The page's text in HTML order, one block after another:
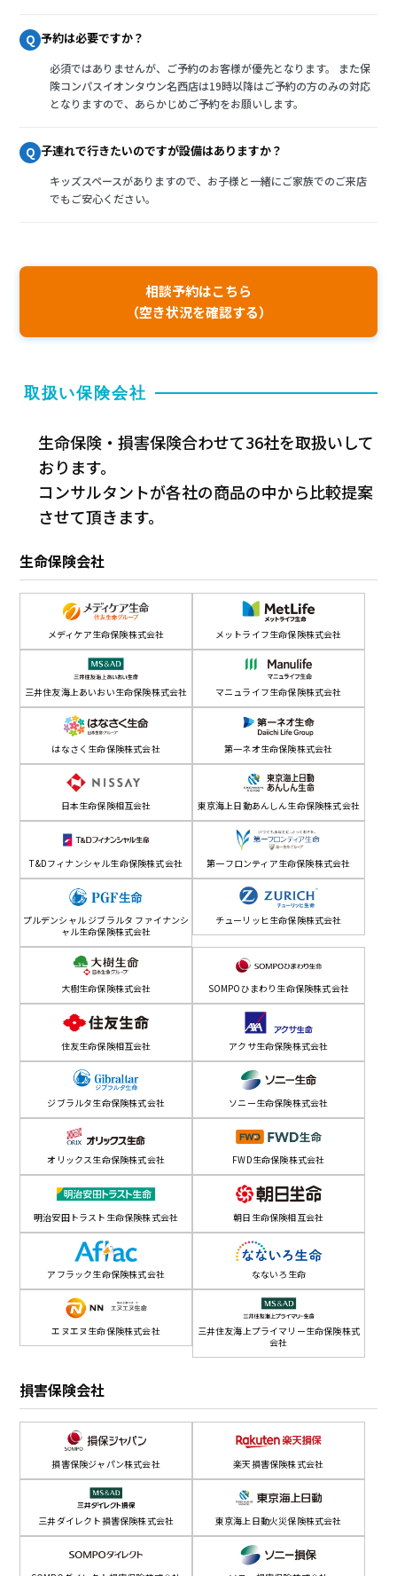
Q 予約は必要ですか？
必須ではありませんが、ご予約のお客様が優先となります。 また保
険コンパスイオンタウン名西店は19時以降はご予約の方のみの対応
となりますので、あらかじめご予約をお願いします。
Q 子連れで行きたいのですが設備はありますか？
キッズスペースがありますので、お子様と一緒にご家族でのご来店
でもご安心ください。
相談予約はこちら
（空き状況を確認する）
取扱い保険会社
生命保険・損害保険合わせて36社を取扱いして
おります。
コンサルタントが各社の商品の中から比較提案
させて頂きます。
生命保険会社
メディケア生命保険株式会社 メットライフ生命保険株式会社
三井住友海上あいおい生命保険株式会社 マニュライフ生命保険株式会社
はなさく生命保険株式会社 第一ネオ生命保険株式会社
日本生命保険相互会社 東京海上日動あんしん生命保険株式会社
T&Dフィナンシャル生命保険株式会社 第一フロンティア生命保険株式会社
プルデンシャル ジブラルタ ファイナンシ
ャル生命保険株式会社
チューリッヒ生命保険株式会社
大樹生命保険株式会社 SOMPOひまわり生命保険株式会社
住友生命保険相互会社 アクサ生命保険株式会社
ジブラルタ生命保険株式会社 ソニー生命保険株式会社
オリックス生命保険株式会社 FWD生命保険株式会社
明治安田トラスト生命保険株式会社 朝日生命保険相互会社
アフラック生命保険株式会社 なないろ生命
エヌエヌ生命保険株式会社
三井住友海上プライマリー生命保険株式
会社
損害保険会社
損害保険ジャパン株式会社 楽天損害保険株式会社
三井ダイレクト損害保険株式会社 東京海上日動火災保険株式会社